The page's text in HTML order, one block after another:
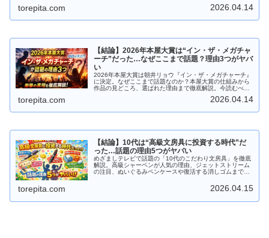
torepita.com 2026.04.14
【結論】2026年本屋大賞は“イン・ザ・メガチャ
ーチ”だった…なぜここまで話題？理由3つがヤバ
い
2026年本屋大賞は朝井リョウ『イン・ザ・メガチャーチ』
に決定。なぜここまで話題なのか？本屋大賞の仕組みから
作品の見どころ、選ばれた理由まで徹底解説。今読むべき
torepita.com 2026.04.14
【結論】10代は“高級文房具に投資する時代”だ
った…話題の理由5つがヤバい
めざましテレビで話題の「10代のこだわり文房具」を徹底
解説。高級シャーペンが人気の理由、ジェットストリーム
の注目、ぬいぐるみペンケースや復活する消しゴムまで最
torepita.com 2026.04.15